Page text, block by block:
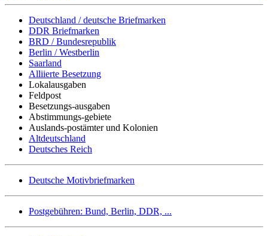
Deutschland / deutsche Briefmarken
DDR Briefmarken
BRD / Bundesrepublik
Berlin / Westberlin
Saarland
Alliierte Besetzung
Lokalausgaben
Feldpost
Besetzungs-ausgaben
Abstimmungs-gebiete
Auslands-postämter und Kolonien
Altdeutschland
Deutsches Reich
Deutsche Motivbriefmarken
Postgebühren: Bund, Berlin, DDR, ...